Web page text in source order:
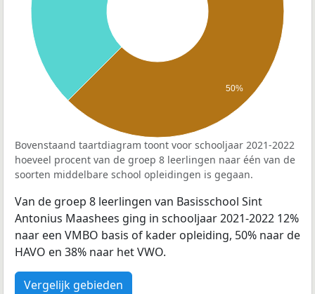
50%
Bovenstaand taartdiagram toont voor schooljaar 2021-2022
hoeveel procent van de groep 8 leerlingen naar één van de
soorten middelbare school opleidingen is gegaan.
Van de groep 8 leerlingen van Basisschool Sint
Antonius Maashees ging in schooljaar 2021-2022 12%
naar een VMBO basis of kader opleiding, 50% naar de
HAVO en 38% naar het VWO.
Vergelijk gebieden